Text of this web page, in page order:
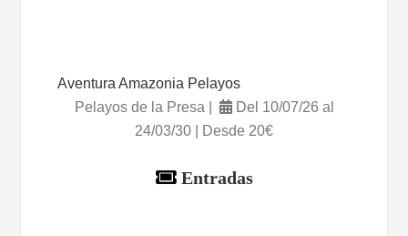
Aventura Amazonia Pelayos
Pelayos de la Presa |
Del 10/07/26 al
24/03/30 | Desde 20€
Entradas